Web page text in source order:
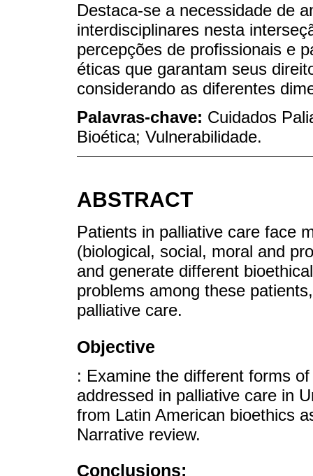
Destaca-se a necessidade de
interdisciplinares nesta
percepções de profissionais e
éticas que garantam seus
considerando as diferentes
Palavras-chave: Cuidados
Bioética; Vulnerabilidade.
ABSTRACT
Patients in palliative care face
(biological, social, moral and
and generate different
problems among these
palliative care.
Objective
: Examine the different forms
addressed in palliative care in
from Latin American bioethics
Narrative review.
Conclusions: